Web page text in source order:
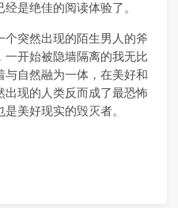
是绝佳的阅读体验了。
突然出现的陌生男人的斧
开始被隐墙隔离的我无比
自然融为一体，在美好和
现的人类反而成了最恐怖
美好现实的毁灭者。